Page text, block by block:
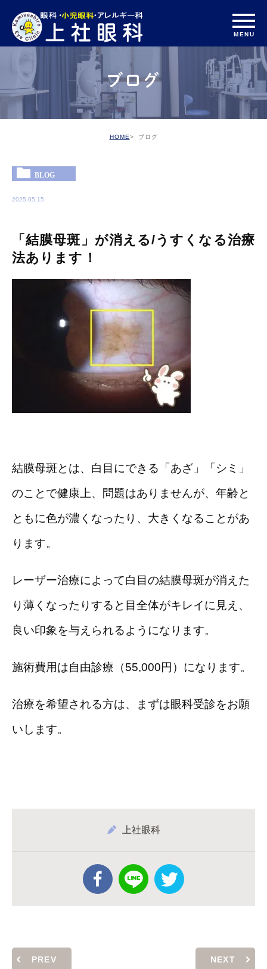
ブログ
HOME ブログ
BLOG
2025.05.15
「結膜母斑」が消える/うすくなる治療
法あります！
結膜母斑とは、白目にできる「あざ」「シミ」
のことで健康上、問題はありませんが、年齢と
ともに色が濃くなったり、大きくなることがあ
ります。
レーザー治療によって白目の結膜母斑が消えた
り薄くなったりすると目全体がキレイに見え、
良い印象を与えられるようになります。
施術費用は自由診療（55,000円）になります。
治療を希望される方は、まずは眼科受診をお願
いします。
上社眼科
PREV NEXT